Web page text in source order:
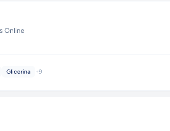
Online
Glicerina +9